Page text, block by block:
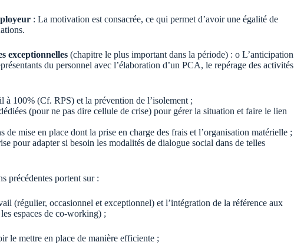
: La motivation est consacrée, ce qui permet d’avoir une égalité de
exceptionnelles (chapitre le plus important dans la période) : o L’anticipation
du personnel avec l’élaboration d’un PCA, le repérage des activités
à 100% (Cf. RPS) et la prévention de l’isolement ;
(pour ne pas dire cellule de crise) pour gérer la situation et faire le lien
de mise en place dont la prise en charge des frais et l’organisation matérielle ;
pour adapter si besoin les modalités de dialogue social dans de telles
précédentes portent sur :
(régulier, occasionnel et exceptionnel) et l’intégration de la référence aux
espaces de co-working) ;
le mettre en place de manière efficiente ;